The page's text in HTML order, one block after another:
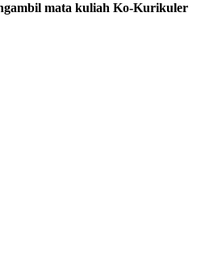
mata kuliah Ko-Kurikuler